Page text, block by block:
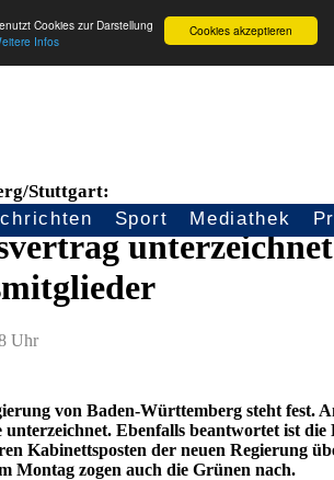
Cookies akzeptieren
Cookies zur Darstellung
Infos
Sport Mediathek
Stuttgart:
Uhr
von Baden-Württemberg steht
Ebenfalls beantwortet ist
Kabinettsposten der neuen Regierung
Montag zogen auch die Grünen nach.